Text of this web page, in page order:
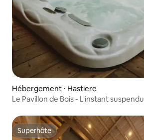
Hébergement ⋅ Hastiere
Le Pavillon de Bois - L'instant suspendu
Superhôte
Superhôte